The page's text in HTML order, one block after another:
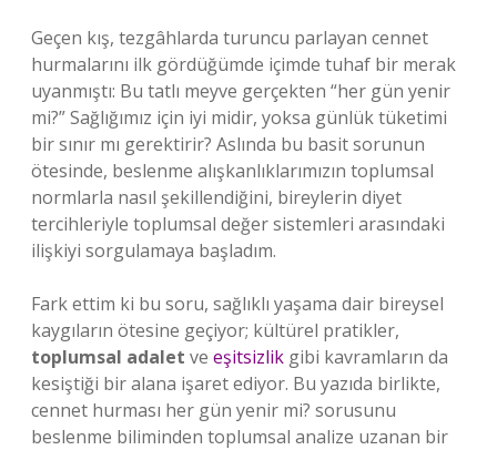
Geçen kış, tezgâhlarda turuncu parlayan cennet
hurmalarını ilk gördüğümde içimde tuhaf bir merak
uyanmıştı: Bu tatlı meyve gerçekten “her gün yenir
mi?” Sağlığımız için iyi midir, yoksa günlük tüketimi
bir sınır mı gerektirir? Aslında bu basit sorunun
ötesinde, beslenme alışkanlıklarımızın toplumsal
normlarla nasıl şekillendiğini, bireylerin diyet
tercihleriyle toplumsal değer sistemleri arasındaki
ilişkiyi sorgulamaya başladım.
Fark ettim ki bu soru, sağlıklı yaşama dair bireysel
kaygıların ötesine geçiyor; kültürel pratikler,
toplumsal adalet ve eşitsizlik gibi kavramların da
kesiştiği bir alana işaret ediyor. Bu yazıda birlikte,
cennet hurması her gün yenir mi? sorusunu
beslenme biliminden toplumsal analize uzanan bir